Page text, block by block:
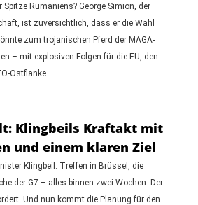
Spitze Rumäniens? George Simion, der
ist zuversichtlich, dass er die Wahl
zum trojanischen Pferd der MAGA-
– mit explosiven Folgen für die EU, den
Ostflanke.
Klingbeils Kraftakt mit
und einem klaren Ziel
Klingbeil: Treffen in Brüssel, die
der G7 – alles binnen zwei Wochen. Der
Und nun kommt die Planung für den